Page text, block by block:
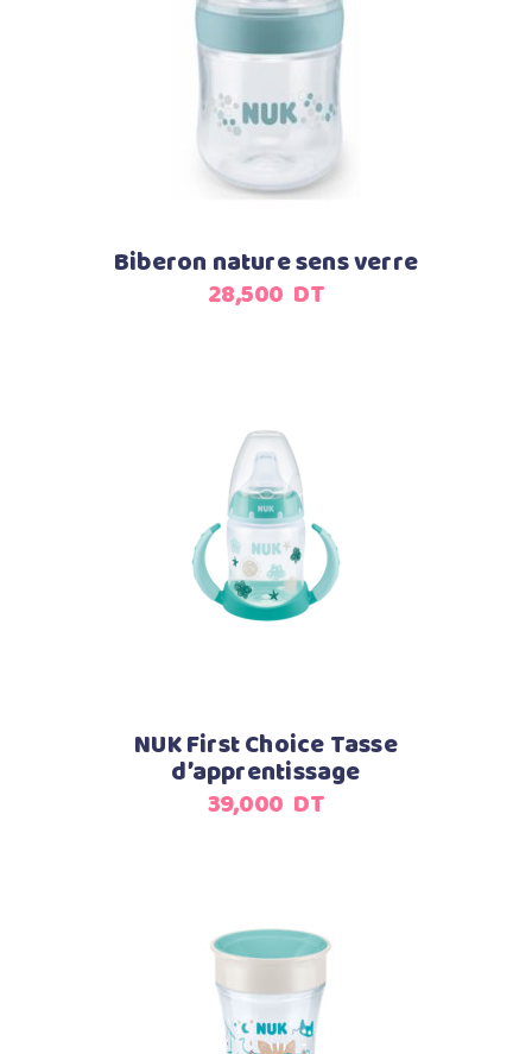
Ajouter au panier
Biberon nature sens verre
28,500 DT
Ajouter au panier
NUK First Choice Tasse
d’apprentissage
39,000 DT
Ajouter au panier